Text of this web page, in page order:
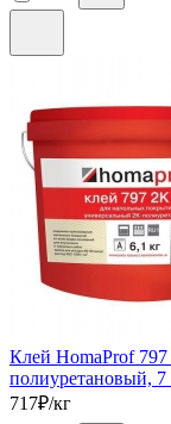
Клей HomaProf
полиуретановый, 7
717₽/кг